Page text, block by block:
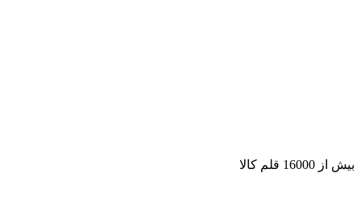
بیش از 16000 قلم کالا